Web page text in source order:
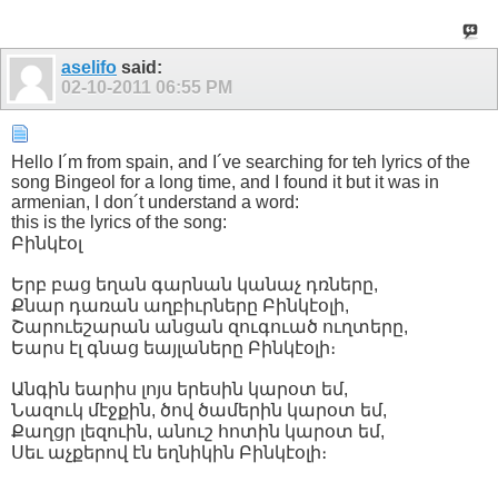
aselifo said:
02-10-2011 06:55 PM
Hello I´m from spain, and I´ve searching for teh lyrics of the
song Bingeol for a long time, and I found it but it was in
armenian, I don´t understand a word:
this is the lyrics of the song:
Բինկէօլ
Երբ բաց եղան գարնան կանաչ դռները,
Քնար դառան աղբիւրները Բինկէօլի,
Շարուեշարան անցան զուգուած ուղտերը,
Եարս էլ գնաց եայլաները Բինկէօլի։
Անգին եարիս լոյս երեսին կարօտ եմ,
Նազուկ մէջքին, ծով ծամերին կարօտ եմ,
Քաղցր լեզուին, անուշ հոտին կարօտ եմ,
Սեւ աչքերով էն եղնիկին Բինկէօլի։